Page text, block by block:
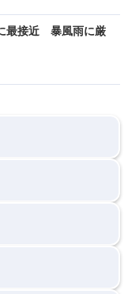
最接近 暴風雨に厳